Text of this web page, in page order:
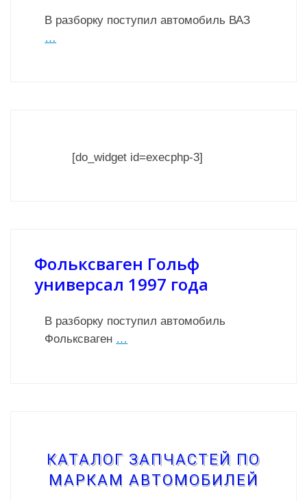
В разборку поступил автомобиль ВАЗ
…
[do_widget id=execphp-3]
Фольксваген Гольф
универсал 1997 года
В разборку поступил автомобиль
Фольксваген …
КАТАЛОГ ЗАПЧАСТЕЙ ПО
МАРКАМ АВТОМОБИЛЕЙ